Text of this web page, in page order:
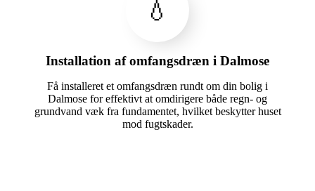
💧
Installation af omfangsdræn i Dalmose
Få installeret et omfangsdræn rundt om din bolig i
Dalmose for effektivt at omdirigere både regn- og
grundvand væk fra fundamentet, hvilket beskytter huset
mod fugtskader.